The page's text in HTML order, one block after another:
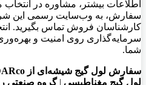
اطلاعات بیشتر، مشاوره در
سفارش، به وب‌سایت رسمی این
کارشناسان فروش تماس بگیرید.
سرمایه‌گذاری روی امنیت و
شما.
سفارش لول گیج شیشه‌ای از RADDARco
لول گیج مغناطیسی |گروه صنعتی